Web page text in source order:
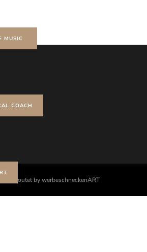
MUSIC
COACH
layoutet by werbeschneckenART